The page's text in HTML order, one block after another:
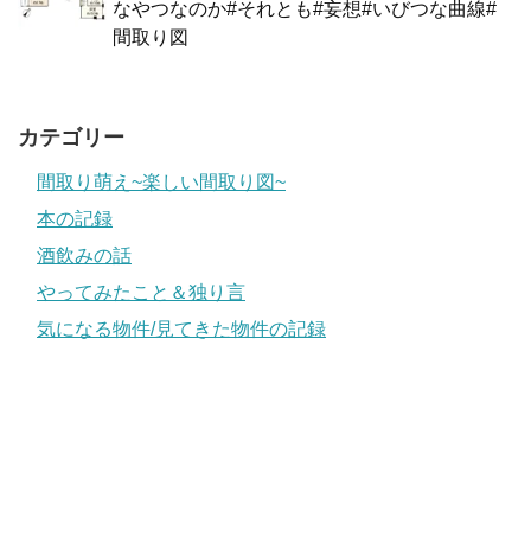
なやつなのか#それとも#妄想#いびつな曲線#
間取り図
カテゴリー
間取り萌え~楽しい間取り図~
本の記録
酒飲みの話
やってみたこと＆独り言
気になる物件/見てきた物件の記録